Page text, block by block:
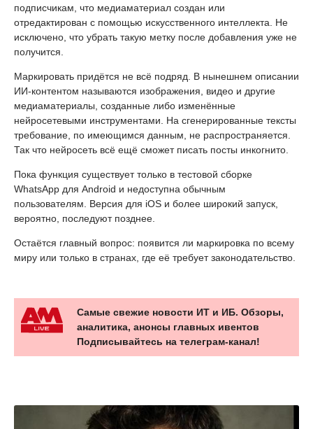
подписчикам, что медиаматериал создан или
отредактирован с помощью искусственного интеллекта. Не
исключено, что убрать такую метку после добавления уже не
получится.
Маркировать придётся не всё подряд. В нынешнем описании
ИИ-контентом называются изображения, видео и другие
медиаматериалы, созданные либо изменённые
нейросетевыми инструментами. На сгенерированные тексты
требование, по имеющимся данным, не распространяется.
Так что нейросеть всё ещё сможет писать посты инкогнито.
Пока функция существует только в тестовой сборке
WhatsApp для Android и недоступна обычным
пользователям. Версия для iOS и более широкий запуск,
вероятно, последуют позднее.
Остаётся главный вопрос: появится ли маркировка по всему
миру или только в странах, где её требует законодательство.
Самые свежие новости ИТ и ИБ. Обзоры,
аналитика, анонсы главных ивентов
Подписывайтесь на телеграм-канал!